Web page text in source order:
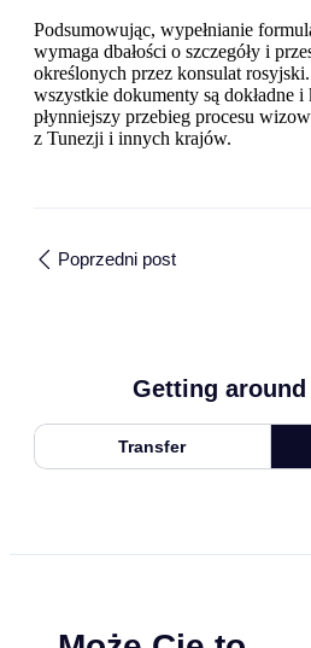
Podsumowując, wypełnianie
wymaga dbałości o szczegóły i
określonych przez konsulat
wszystkie dokumenty są dokładne i
płynniejszy przebieg procesu
z Tunezji i innych krajów.
Poprzedni post
Getting
Transfer